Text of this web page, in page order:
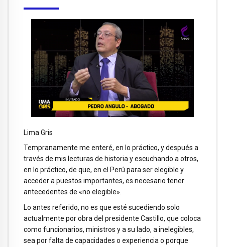
Lima Gris
Tempranamente me enteré, en lo práctico, y después a
través de mis lecturas de historia y escuchando a otros,
en lo práctico, de que, en el Perú para ser elegible y
acceder a puestos importantes, es necesario tener
antecedentes de «no elegible».
Lo antes referido, no es que esté sucediendo solo
actualmente por obra del presidente Castillo, que coloca
como funcionarios, ministros y a su lado, a inelegibles,
sea por falta de capacidades o experiencia o porque